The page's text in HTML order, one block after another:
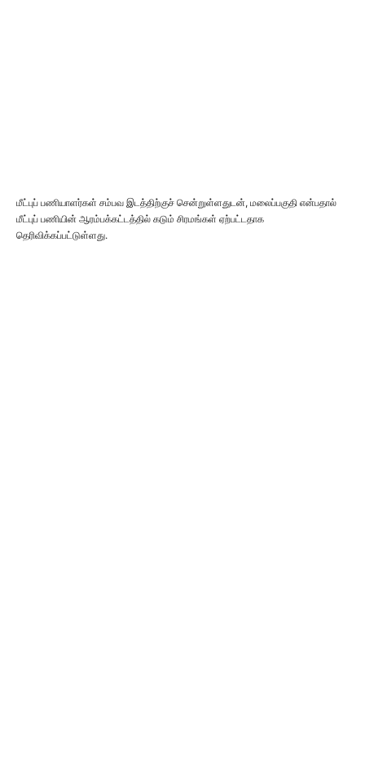
மீட்புப் பணியாளர்கள் சம்பவ இடத்திற்குச் சென்றுள்ளதுடன், மலைப்பகுதி என்பதால்
மீட்புப் பணியின் ஆரம்பக்கட்டத்தில் கடும் சிரமங்கள் ஏற்பட்டதாக
தெரிவிக்கப்பட்டுள்ளது.